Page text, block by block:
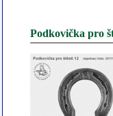
Podkovička pro